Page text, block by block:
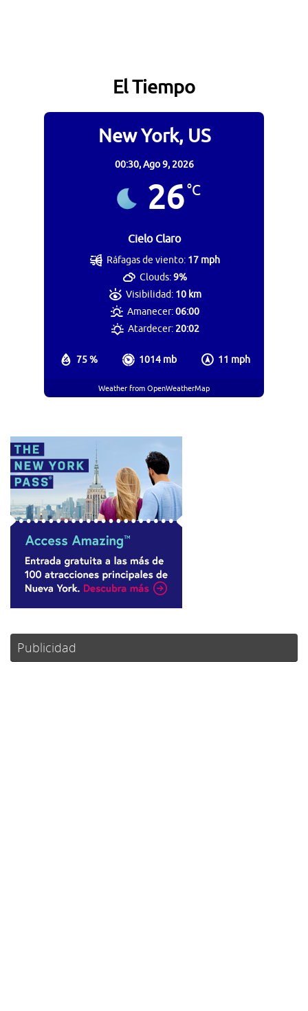
El Tiempo
New York, US
00:30,Ago 9, 2026
26°C
Cielo Claro
75 % 1014 mb 11 mph
Ráfagas de viento: 17 mph
Clouds:9%
Visibilidad: 10 km
Amanecer:06:00
Atardecer:20:02
Weather from OpenWeatherMap
Publicidad